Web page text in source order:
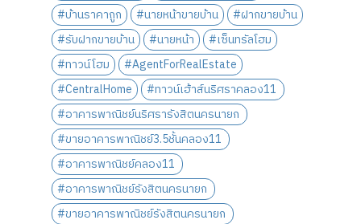
#บ้านราคาถูก
#นายหน้าขายบ้าน
#ฝากขายบ้าน
#รับฝากขายบ้าน
#นายหน้า
#เซ็นทรัลโฮม
#ทาวน์โฮม
#AgentForRealEstate
#CentralHome
#ทาวน์เฮ้าส์นริศราคลอง11
#อาคารพาณิชย์นริศรารังสิตนครนายก
#ขายอาคารพาณิชย์3.5ชั้นคลอง11
#อาคารพาณิชย์คลอง11
#อาคารพาณิชย์รังสิตนครนายก
#ขายอาคารพาณิชย์รังสิตนครนายก